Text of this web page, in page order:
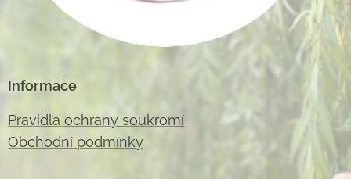
Informace
Pravidla ochrany soukromí
Obchodní podmínky